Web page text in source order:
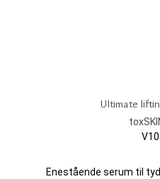
Ultimate
Enestående serum til